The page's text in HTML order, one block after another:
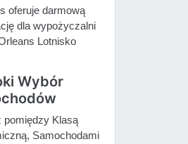
oferuje darmową
dla wypożyczalni
Lotnisko
Wybór
pomiędzy Klasą
Samochodami